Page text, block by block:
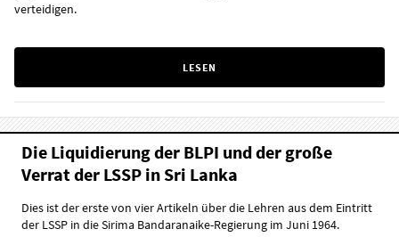
verteidigen.
LESEN
Die Liquidierung der BLPI und der große
Verrat der LSSP in Sri Lanka
Dies ist der erste von vier Artikeln über die Lehren aus dem Eintritt
der LSSP in die Sirima Bandaranaike-Regierung im Juni 1964.